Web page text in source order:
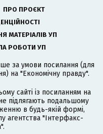
ПРО ПРОЄКТ
МАТЕРІАЛІВ УП
РОБОТИ УП
за умови посилання (для
на "Економічну правду".
сайті із посиланням на
підлягають подальшому
в будь-якій формі,
агентства "Інтерфакс-